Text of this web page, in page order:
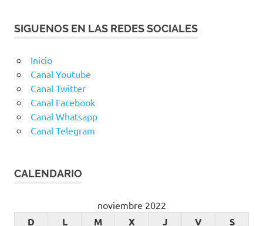
SIGUENOS EN LAS REDES SOCIALES
Inicio
Canal Youtube
Canal Twitter
Canal Facebook
Canal Whatsapp
Canal Telegram
CALENDARIO
noviembre 2022
D L M X J V S